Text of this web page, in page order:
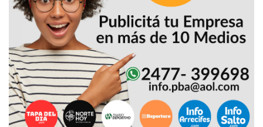
EN
PERGAMINO:
MEJORES
PRECIOS
WHEY
PROTEIN
EN